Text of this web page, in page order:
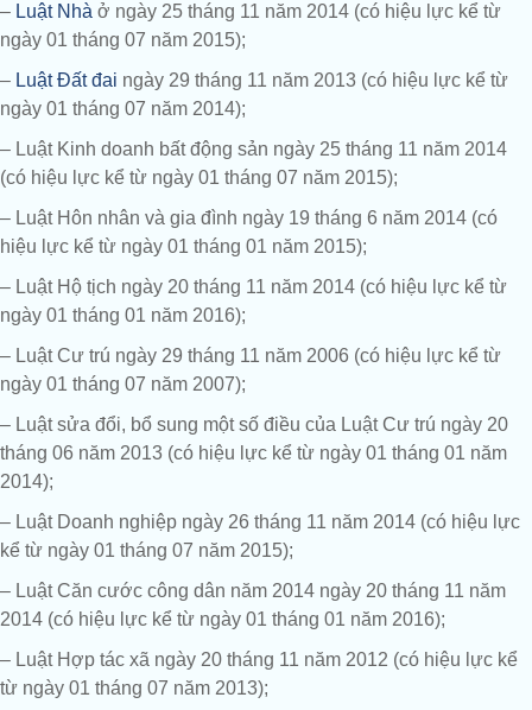
– Luật Nhà ở ngày 25 tháng 11 năm 2014 (có hiệu lực kể từ
ngày 01 tháng 07 năm 2015);
– Luật Đất đai ngày 29 tháng 11 năm 2013 (có hiệu lực kể từ
ngày 01 tháng 07 năm 2014);
– Luật Kinh doanh bất động sản ngày 25 tháng 11 năm 2014
(có hiệu lực kể từ ngày 01 tháng 07 năm 2015);
– Luật Hôn nhân và gia đình ngày 19 tháng 6 năm 2014 (có
hiệu lực kể từ ngày 01 tháng 01 năm 2015);
– Luật Hộ tịch ngày 20 tháng 11 năm 2014 (có hiệu lực kể từ
ngày 01 tháng 01 năm 2016);
– Luật Cư trú ngày 29 tháng 11 năm 2006 (có hiệu lực kể từ
ngày 01 tháng 07 năm 2007);
– Luật sửa đổi, bổ sung một số điều của Luật Cư trú ngày 20
tháng 06 năm 2013 (có hiệu lực kể từ ngày 01 tháng 01 năm
2014);
– Luật Doanh nghiệp ngày 26 tháng 11 năm 2014 (có hiệu lực
kể từ ngày 01 tháng 07 năm 2015);
– Luật Căn cước công dân năm 2014 ngày 20 tháng 11 năm
2014 (có hiệu lực kể từ ngày 01 tháng 01 năm 2016);
– Luật Hợp tác xã ngày 20 tháng 11 năm 2012 (có hiệu lực kể
từ ngày 01 tháng 07 năm 2013);